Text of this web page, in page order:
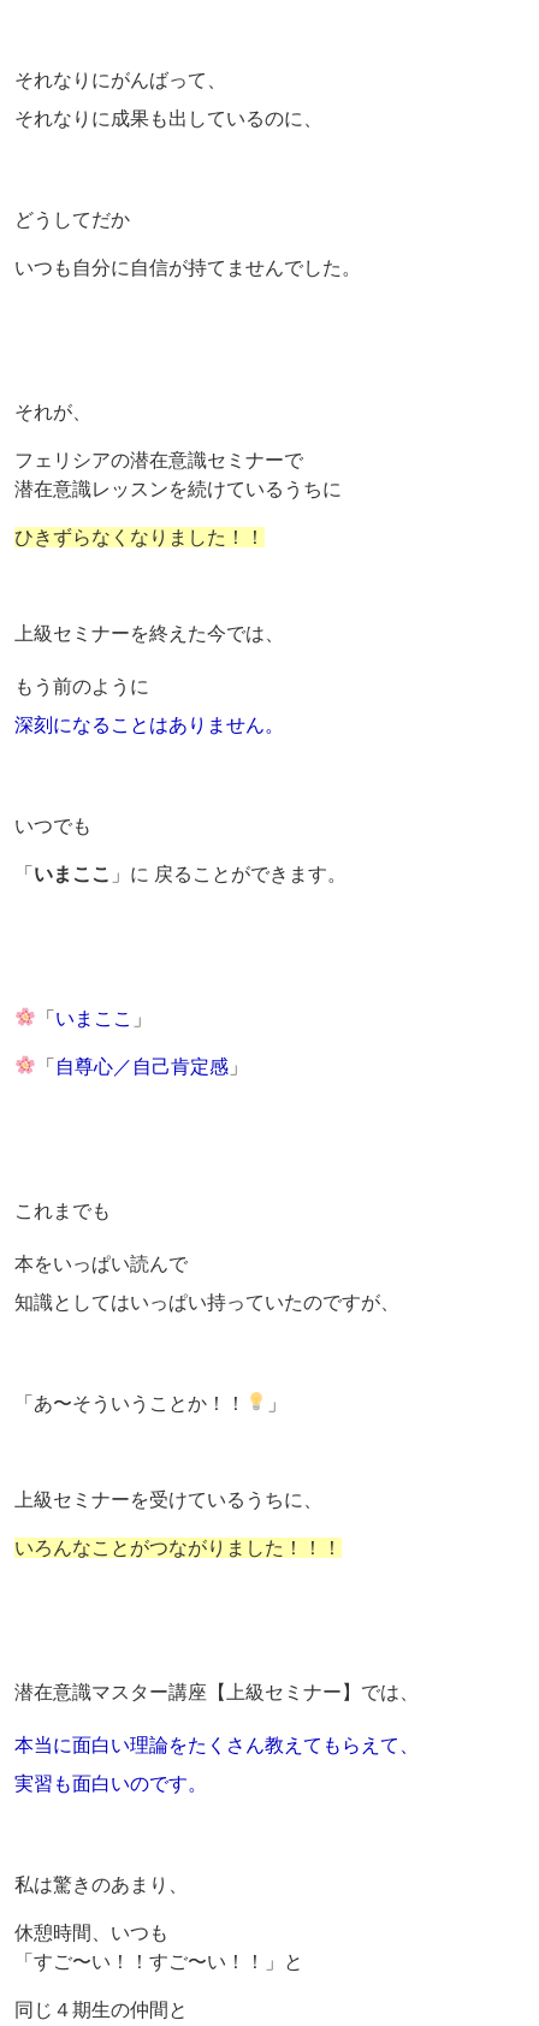
それなりにがんばって、
それなりに成果も出しているのに、
どうしてだか
いつも自分に自信が持てませんでした。
それが、
フェリシアの潜在意識セミナーで
潜在意識レッスンを続けているうちに
ひきずらなくなりました！！
上級セミナーを終えた今では、
もう前のように
深刻になることはありません。
いつでも
「 いまここ 」に 戻ることができます。
「 いまここ 」
「 自尊心／自己肯定感 」
これまでも
本をいっぱい読んで
知識としてはいっぱい持っていたのですが、
「あ〜そういうことか！！ 」
上級セミナーを受けているうちに、
いろんなことがつながりました！！！
潜在意識マスター講座【上級セミナー】では、
本当に面白い理論をたくさん教えてもらえて、
実習も面白いのです。
私は驚きのあまり、
休憩時間、いつも
「すご〜い！！すご〜い！！」と
同じ４期生の仲間と